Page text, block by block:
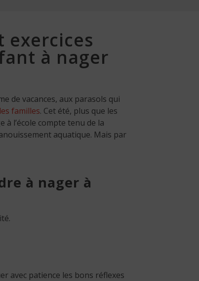
exercices
à nager
de vacances, aux parasols qui
familles. Cet été, plus que les
à l’école compte tenu de la
aquatique. Mais par
à nager à
avec patience les bons réflexes